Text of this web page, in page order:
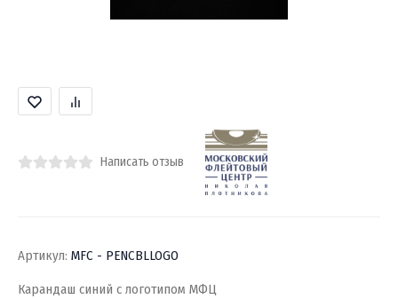
Написать отзыв
Артикул: MFC - PENCBLLOGO
Карандаш синий с логотипом МФЦ